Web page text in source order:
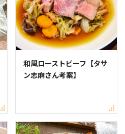
和風ローストビーフ【タサ
ン志麻さん考案】